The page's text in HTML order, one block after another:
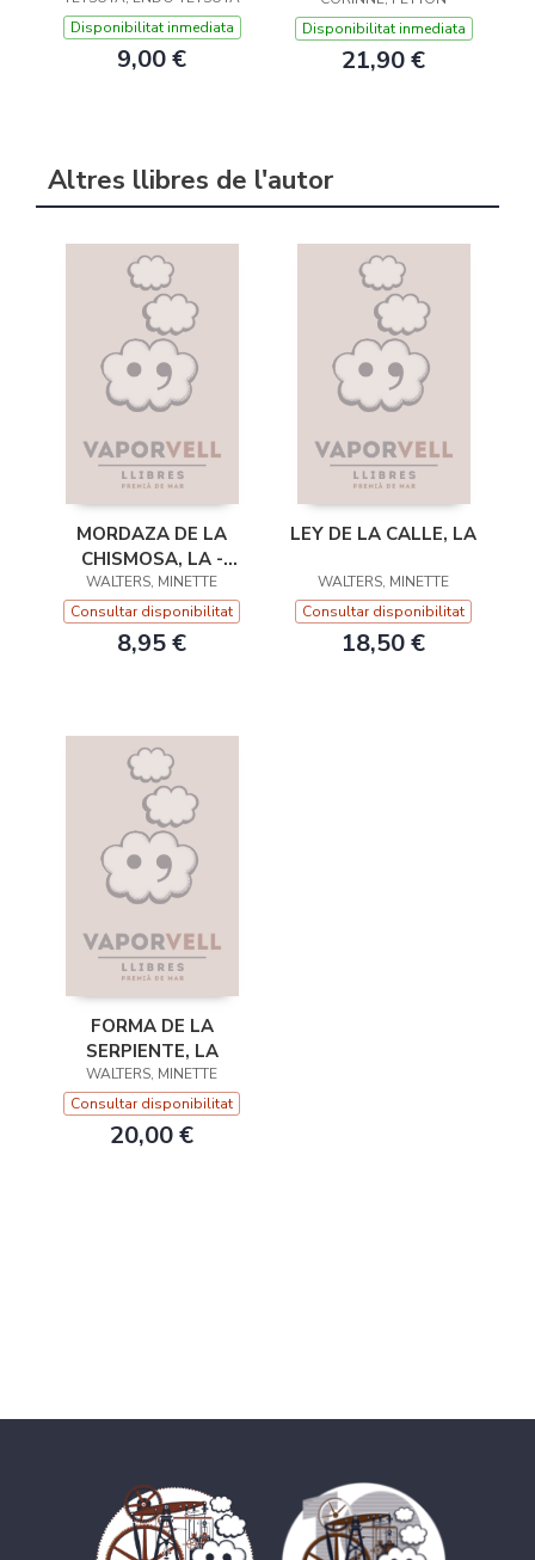
Disponibilitat inmediata
9,00 €
Disponibilitat inmediata
21,90 €
Altres llibres de l'autor
MORDAZA DE LA
CHISMOSA, LA -
DEBOLSILLO
WALTERS, MINETTE
Consultar disponibilitat
8,95 €
LEY DE LA CALLE, LA
WALTERS, MINETTE
Consultar disponibilitat
18,50 €
FORMA DE LA
SERPIENTE, LA
WALTERS, MINETTE
Consultar disponibilitat
20,00 €